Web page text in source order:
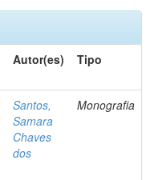
Autor(es) Tipo
Santos,
Samara
Chaves
dos
Monografia